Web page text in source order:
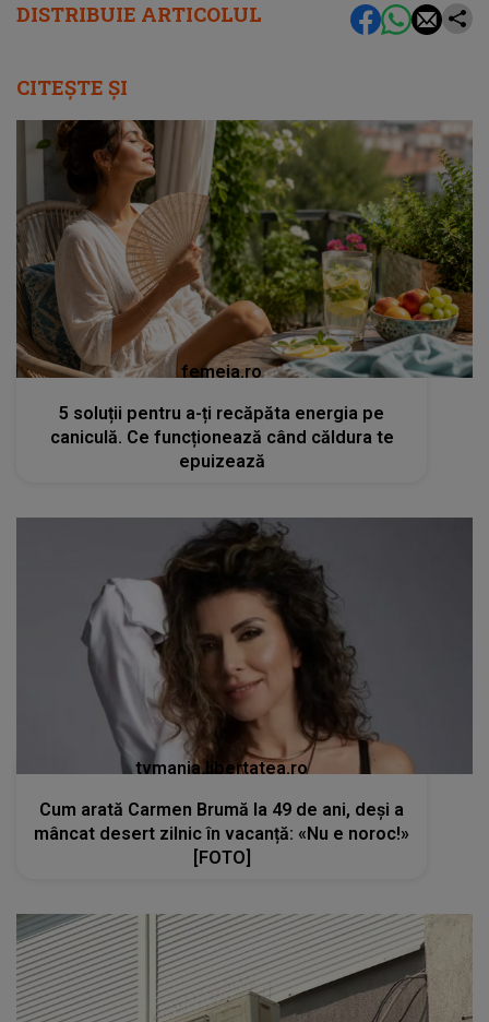
DISTRIBUIE ARTICOLUL
CITEȘTE ȘI
femeia.ro
5 soluții pentru a-ți recăpăta energia pe
caniculă. Ce funcționează când căldura te
epuizează
tvmania.libertatea.ro
Cum arată Carmen Brumă la 49 de ani, deși a
mâncat desert zilnic în vacanță: «Nu e noroc!»
[FOTO]